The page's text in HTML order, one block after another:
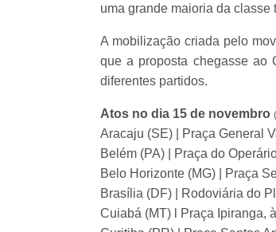
uma grande maioria da classe
A mobilização criada pelo
que a proposta chegasse ao
diferentes partidos.
Atos no dia 15 de novembro
Aracaju (SE) | Praça General
Belém (PA) | Praça do
Belo Horizonte (MG) | Praça
Brasília (DF) | Rodoviária do
Cuiabá (MT) l Praça Ipiranga,